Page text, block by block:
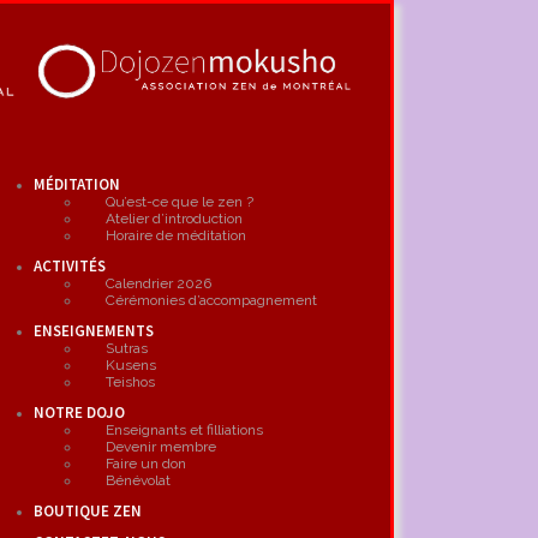
MÉDITATION
Qu’est-ce que le zen ?
Atelier d’introduction
Horaire de méditation
ACTIVITÉS
Calendrier 2026
Cérémonies d’accompagnement
ENSEIGNEMENTS
Sutras
Kusens
Teishos
NOTRE DOJO
Enseignants et filliations
Devenir membre
Faire un don
Bénévolat
BOUTIQUE ZEN